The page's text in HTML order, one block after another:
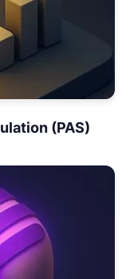
(PAS)